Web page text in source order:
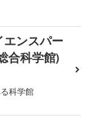
エンスパー
合科学館)
科学館